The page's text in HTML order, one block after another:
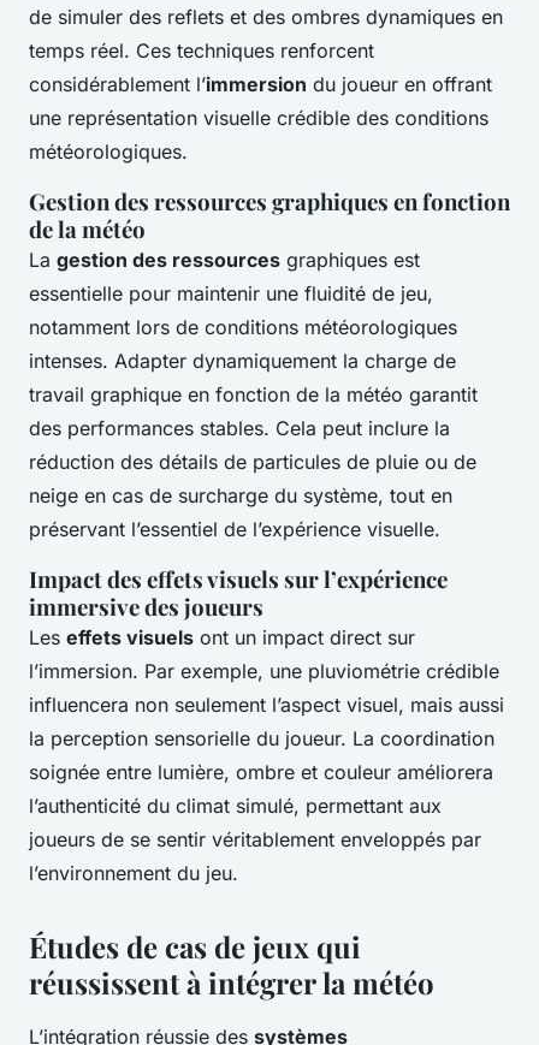
de simuler des reflets et des ombres dynamiques en
temps réel. Ces techniques renforcent
considérablement l’immersion du joueur en offrant
une représentation visuelle crédible des conditions
météorologiques.
Gestion des ressources graphiques en fonction
de la météo
La gestion des ressources graphiques est
essentielle pour maintenir une fluidité de jeu,
notamment lors de conditions météorologiques
intenses. Adapter dynamiquement la charge de
travail graphique en fonction de la météo garantit
des performances stables. Cela peut inclure la
réduction des détails de particules de pluie ou de
neige en cas de surcharge du système, tout en
préservant l’essentiel de l’expérience visuelle.
Impact des effets visuels sur l’expérience
immersive des joueurs
Les effets visuels ont un impact direct sur
l’immersion. Par exemple, une pluviométrie crédible
influencera non seulement l’aspect visuel, mais aussi
la perception sensorielle du joueur. La coordination
soignée entre lumière, ombre et couleur améliorera
l’authenticité du climat simulé, permettant aux
joueurs de se sentir véritablement enveloppés par
l’environnement du jeu.
Études de cas de jeux qui
réussissent à intégrer la météo
L’intégration réussie des systèmes